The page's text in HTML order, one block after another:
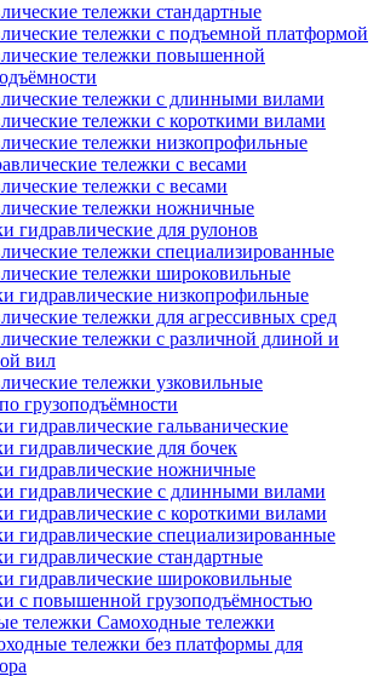
тележки стандартные
тележки с подъемной платформой
тележки повышенной
тележки с длинными вилами
тележки с короткими вилами
тележки низкопрофильные
тележки с весами
тележки ножничные
гидравлические для рулонов
тележки специализированные
тележки широковильные
гидравлические низкопрофильные
тележки для агрессивных сред
тележки с различной длиной и
вил
тележки узковильные
грузоподъёмности
гидравлические гальванические
гидравлические для бочек
гидравлические ножничные
гидравлические с длинными вилами
гидравлические с короткими вилами
гидравлические специализированные
гидравлические стандартные
гидравлические широковильные
с повышенной грузоподъёмностью
Самоходные тележки